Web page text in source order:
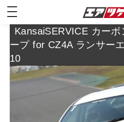
toggle
KansaiSERVICE カーボ
ープ for CZ4A ランサー
10